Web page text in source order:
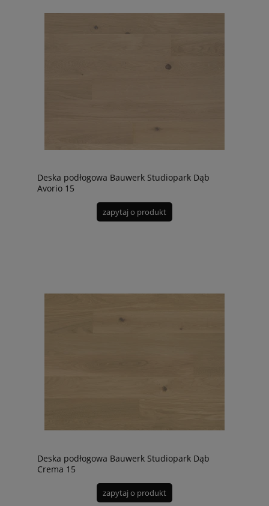
Deska podłogowa Bauwerk Studiopark Dąb
Avorio 15
zapytaj o produkt
Deska podłogowa Bauwerk Studiopark Dąb
Crema 15
zapytaj o produkt